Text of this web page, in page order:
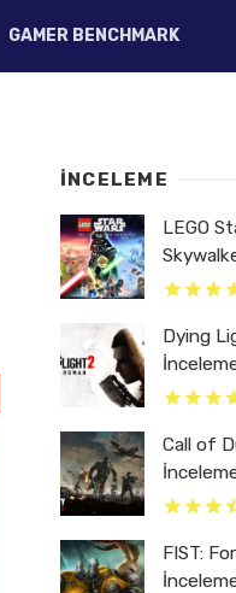
GAMER BENCHMARK
İNCELEME
LEGO
Dying
Call of
FIST: